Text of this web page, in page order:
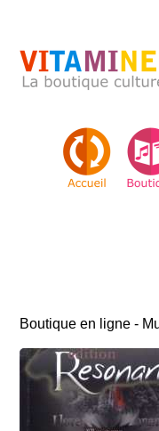
Boutique en ligne -